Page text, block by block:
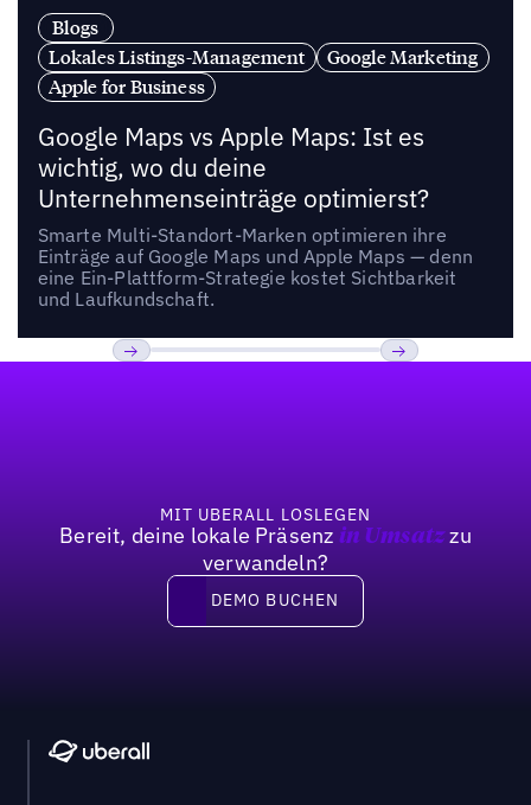
Blogs
Lokales Listings-Management
Google Marketing
Apple for Business
Google Maps vs Apple Maps: Ist es
wichtig, wo du deine
Unternehmenseinträge optimierst?
Smarte Multi-Standort-Marken optimieren ihre
Einträge auf Google Maps und Apple Maps — denn
eine Ein-Plattform-Strategie kostet Sichtbarkeit
und Laufkundschaft.
MIT UBERALL LOSLEGEN
Bereit, deine lokale Präsenz in Umsatzzu
verwandeln?
DEMO BUCHEN
DEMO BUCHEN